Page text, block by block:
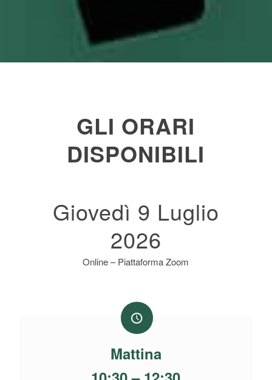
GLI ORARI
DISPONIBILI
Giovedì 9 Luglio
2026
Online – Piattaforma Zoom
Mattina